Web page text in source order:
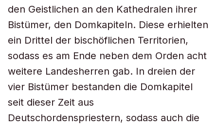
den Geistlichen an den Kathedralen ihrer
Bistümer, den Domkapiteln. Diese erhielten
ein Drittel der bischöflichen Territorien,
sodass es am Ende neben dem Orden acht
weitere Landesherren gab. In dreien der
vier Bistümer bestanden die Domkapitel
seit dieser Zeit aus
Deutschordenspriestern, sodass auch die